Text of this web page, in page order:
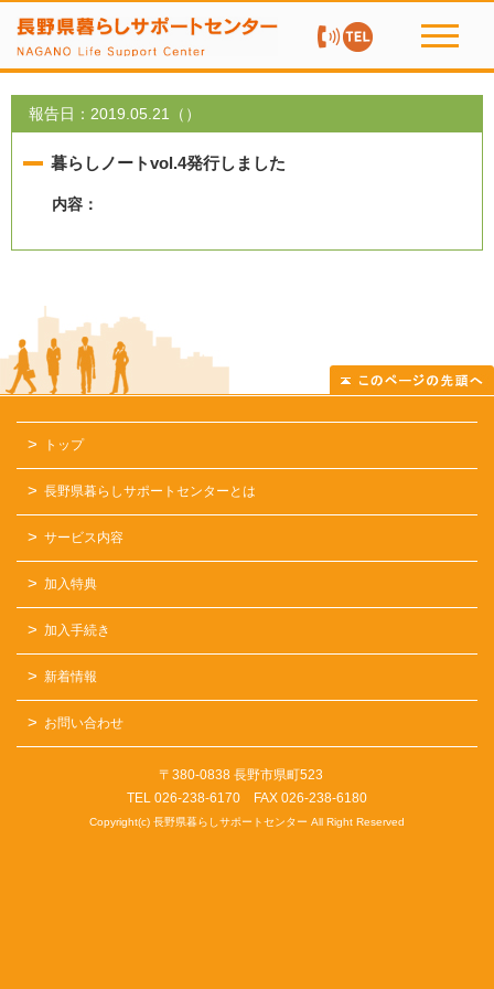
toggle
報告日：2019.05.21（）
暮らしノートvol.4発行しました
内容：
トップ
長野県暮らしサポートセンターとは
サービス内容
加入特典
加入手続き
新着情報
お問い合わせ
〒380-0838 長野市県町523
TEL 026-238-6170 FAX 026-238-6180
Copyright(c) 長野県暮らしサポートセンター All Right Reserved